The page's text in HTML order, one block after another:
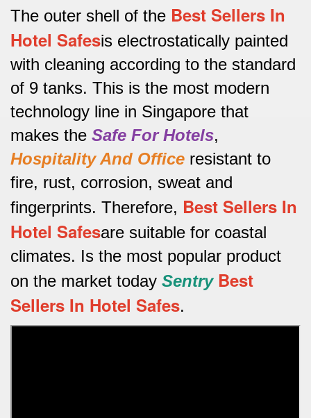
The outer shell of the Best Sellers In
Hotel Safesis electrostatically painted
with cleaning according to the standard
of 9 tanks. This is the most modern
technology line in Singapore that
makes the Safe For Hotels,
Hospitality And Office resistant to
fire, rust, corrosion, sweat and
fingerprints. Therefore, Best Sellers In
Hotel Safesare suitable for coastal
climates. Is the most popular product
on the market today Sentry Best
Sellers In Hotel Safes.